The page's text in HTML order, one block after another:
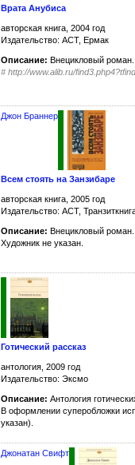
Врата Анубиса
авторская книга, 2004 год
Издательство: АСТ, Ермак
Описание: Внецикловый роман.
#http://www.alib.ru/
Джон Браннер
Всем стоять на Занзибаре
авторская книга, 2005 год
Издательство: АСТ,
Описание: Внецикловый роман.
Художник не указан.
Готический рассказ
антология, 2009 год
Издательство: Эксмо
Описание: Антология
В оформлении суперобложки
указан).
Джонатан Свифт